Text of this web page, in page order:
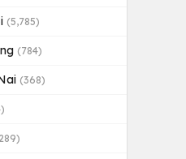
(5,785)
(784)
(368)